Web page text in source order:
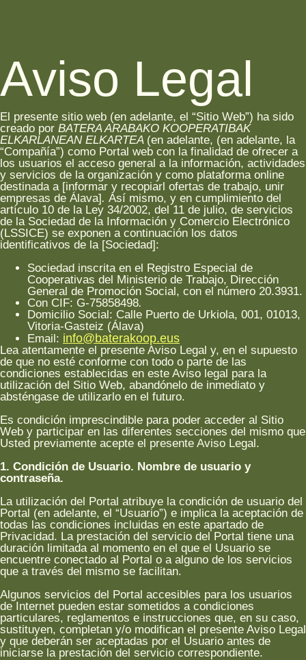
Aviso Legal
El presente sitio web (en adelante, el “Sitio Web”) ha sido
creado por BATERA ARABAKO KOOPERATIBAK
ELKARLANEAN ELKARTEA (en adelante, (en adelante, la
“Compañía”) como Portal web con la finalidad de ofrecer a
los usuarios el acceso general a la información, actividades
y servicios de la organización y como plataforma online
destinada a [informar y recopiarl ofertas de trabajo, unir
empresas de Álava]. Así mismo, y en cumplimiento del
artículo 10 de la Ley 34/2002, del 11 de julio, de servicios
de la Sociedad de la Información y Comercio Electrónico
(LSSICE) se exponen a continuación los datos
identificativos de la [Sociedad]:
Sociedad inscrita en el Registro Especial de
Cooperativas del Ministerio de Trabajo, Dirección
General de Promoción Social, con el número 20.3931.
Con CIF: G-75858498.
Domicilio Social: Calle Puerto de Urkiola, 001, 01013,
Vitoria-Gasteiz (Álava)
Email: info@baterakoop.eus
Lea atentamente el presente Aviso Legal y, en el supuesto
de que no esté conforme con todo o parte de las
condiciones establecidas en este Aviso legal para la
utilización del Sitio Web, abandónelo de inmediato y
absténgase de utilizarlo en el futuro.
Es condición imprescindible para poder acceder al Sitio
Web y participar en las diferentes secciones del mismo que
Usted previamente acepte el presente Aviso Legal.
1. Condición de Usuario. Nombre de usuario y
contraseña.
La utilización del Portal atribuye la condición de usuario del
Portal (en adelante, el “Usuario”) e implica la aceptación de
todas las condiciones incluidas en este apartado de
Privacidad. La prestación del servicio del Portal tiene una
duración limitada al momento en el que el Usuario se
encuentre conectado al Portal o a alguno de los servicios
que a través del mismo se facilitan.
Algunos servicios del Portal accesibles para los usuarios
de Internet pueden estar sometidos a condiciones
particulares, reglamentos e instrucciones que, en su caso,
sustituyen, completan y/o modifican el presente Aviso Legal
y que deberán ser aceptadas por el Usuario antes de
iniciarse la prestación del servicio correspondiente.